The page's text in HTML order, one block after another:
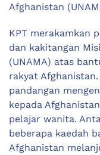
Afghanistan
KPT merakamkan
dan kakitangan
(UNAMA) atas
rakyat
pandangan
kepada
pelajar wanita.
beberapa kaedah
Afghanistan